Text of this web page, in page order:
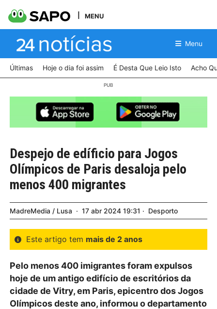
MENU
Menu
Últimas Hoje o dia foi assim É Desta Que Leio Isto Acho
Despejo de edíficio para Jogos
Olímpicos de Paris desaloja pelo
menos 400 migrantes
MadreMedia / Lusa 17 abr 2024 19:31 Desporto
Este artigo tem mais de 2 anos
Pelo menos 400 imigrantes foram expulsos
hoje de um antigo edifício de escritórios da
cidade de Vitry, em Paris, epicentro dos Jogos
Olímpicos deste ano, informou o departamento